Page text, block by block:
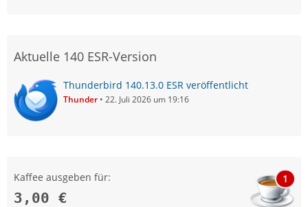
Aktuelle 140 ESR-Version
Thunderbird 140.13.0 ESR veröffentlicht
Thunder 22. Juli 2026 um 19:16
Kaffee ausgeben für:
3,00 €
1